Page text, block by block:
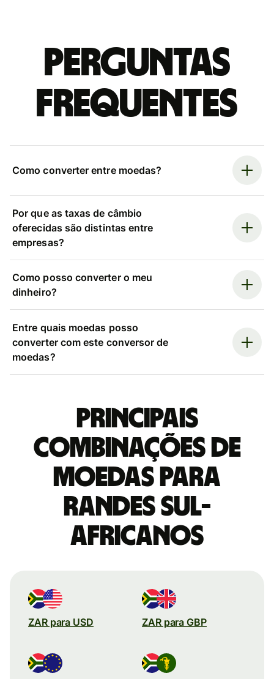
Perguntas
frequentes
Como converter entre moedas?
Por que as taxas de câmbio
oferecidas são distintas entre
empresas?
Como posso converter o meu
dinheiro?
Entre quais moedas posso
converter com este conversor de
moedas?
Principais
combinações de
moedas para
Randes sul-
africanos
ZAR para USD ZAR para GBP